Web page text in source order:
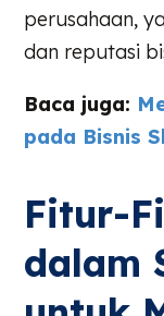
perusahaan,
dan reputasi
Baca juga:
pada Bisnis
Fitur-
dalam